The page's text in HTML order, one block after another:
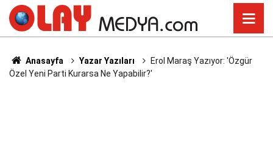
Anasayfa Yazar Yazıları
Erol Maraş Yazıyor: 'Özgür
Özel Yeni Parti Kurarsa Ne Yapabilir?'